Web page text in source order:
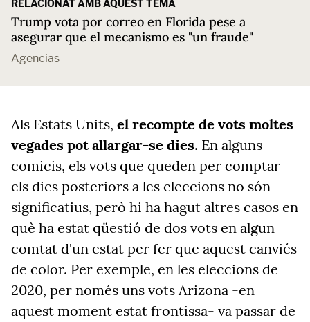
RELACIONAT AMB AQUEST TEMA
Trump vota por correo en Florida pese a
asegurar que el mecanismo es "un fraude"
Agencias
Als Estats Units, el recompte de vots moltes
vegades pot allargar-se dies. En alguns
comicis, els vots que queden per comptar
els dies posteriors a les eleccions no són
significatius, però hi ha hagut altres casos en
què ha estat qüestió de dos vots en algun
comtat d'un estat per fer que aquest canviés
de color. Per exemple, en les eleccions de
2020, per només uns vots Arizona -en
aquest moment estat frontissa- va passar de